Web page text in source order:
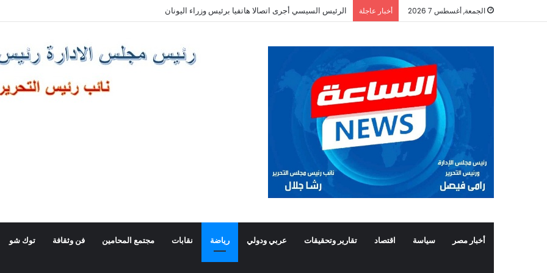
الجمعة, أغسطس 7 2026 أخبار عاجلة الرئيس السيسي أجرى اتصالا هاتفيا برئيس وزراء اليونان
أخبار مصر سياسة اقتصاد تقارير وتحقيقات عربي ودولي رياضة نقابات مجتمع المحامين فن وثقافة توك شو